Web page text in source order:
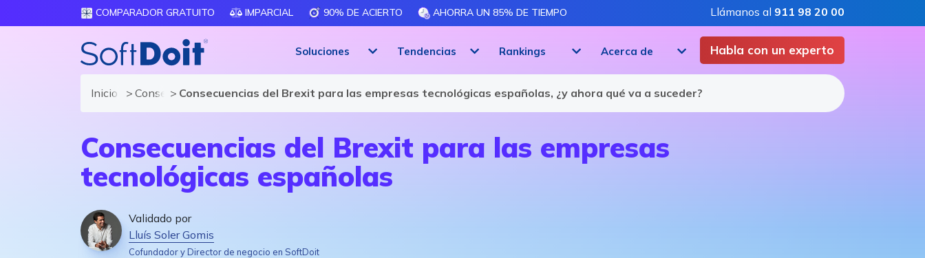
COMPARADOR GRATUITO IMPARCIAL 90% DE ACIERTO AHORRA UN 85% DE TIEMPO Llámanos al 911 98 20 00
Habla con un experto
Soluciones Tendencias Rankings Acerca de
Inicio Consejos para fabricante de Software
Consecuencias del Brexit para las empresas tecnológicas españolas, ¿y ahora qué va a suceder?
Consecuencias del Brexit para las empresas
tecnológicas españolas
Validado por
Lluís Soler Gomis
Cofundador y Director de negocio en SoftDoit